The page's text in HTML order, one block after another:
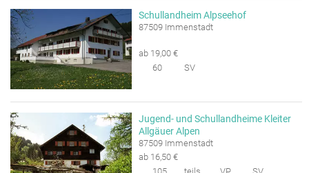
Schullandheim Alpseehof
87509 Immenstadt
ab 19,00 €
60
SV
Jugend- und Schullandheime Kleiter
Allgäuer Alpen
87509 Immenstadt
ab 16,50 €